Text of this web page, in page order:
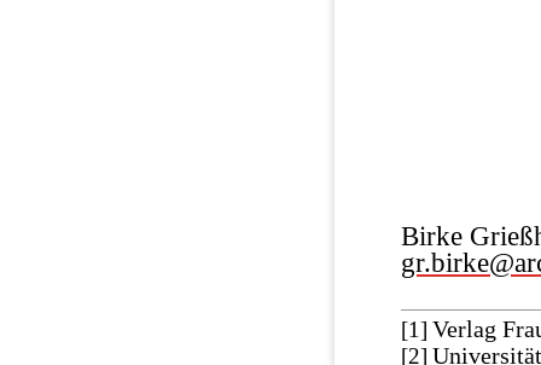
Birke
[1] Verlag
[2]